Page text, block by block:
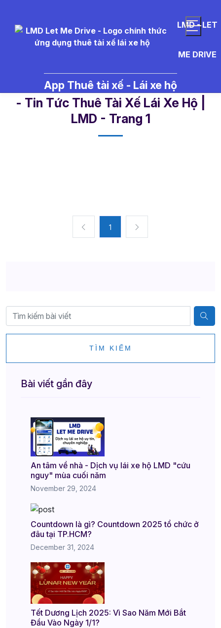
LMD - LET
ME DRIVE
App Thuê tài xế - Lái xe hộ
- Tin Tức Thuê Tài Xế Lái Xe Hộ |
LMD - Trang 1​
1
TÌM KIẾM
Bài viết gần đây
An tâm về nhà - Dịch vụ lái xe hộ LMD "cứu
nguy" mùa cuối năm
November 29, 2024
Countdown là gì? Countdown 2025 tổ chức ở
đâu tại TP.HCM?
December 31, 2024
Tết Dương Lịch 2025: Vì Sao Năm Mới Bắt
Đầu Vào Ngày 1/1?